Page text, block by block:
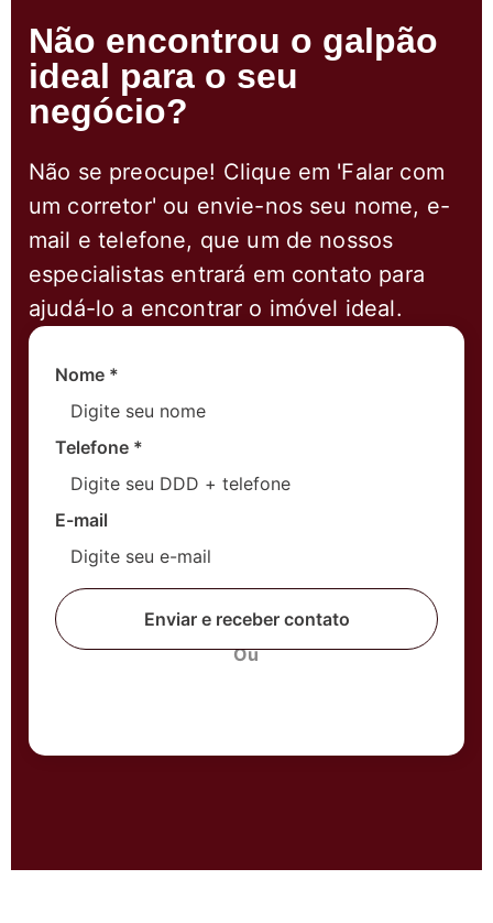
Não encontrou o galpão
ideal para o seu
negócio?
Não se preocupe! Clique em 'Falar com
um corretor' ou envie-nos seu nome, e-
mail e telefone, que um de nossos
especialistas entrará em contato para
ajudá-lo a encontrar o imóvel ideal.
Nome *
Telefone *
E-mail
Enviar e receber contato
Ou